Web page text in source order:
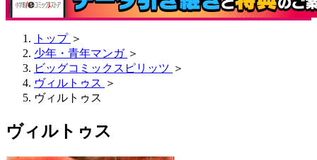
トップ ＞
少年・青年マンガ ＞
ビッグコミックスピリッツ ＞
ヴィルトゥス ＞
ヴィルトゥス
ヴィルトゥス